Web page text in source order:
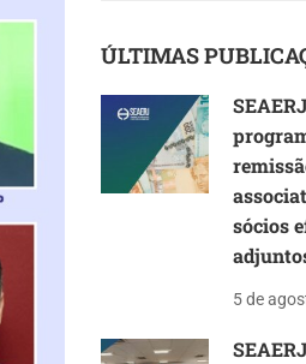
ÚLTIMAS
sócios
5 de